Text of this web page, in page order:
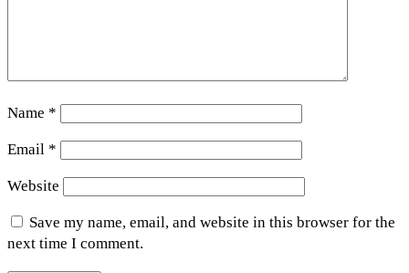
Name *
Email *
Website
Save my name, email, and website in this browser for the
next time I comment.